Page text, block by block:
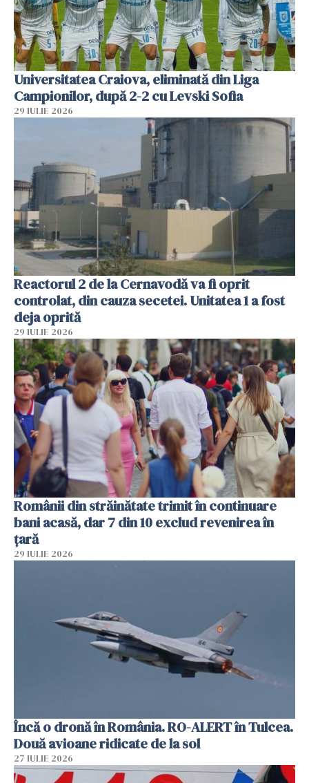
Universitatea Craiova, eliminată din Liga
Campionilor, după 2-2 cu Levski Sofia
29 IULIE 2026
Reactorul 2 de la Cernavodă va fi oprit
controlat, din cauza secetei. Unitatea 1 a fost
deja oprită
29 IULIE 2026
Românii din străinătate trimit în continuare
bani acasă, dar 7 din 10 exclud revenirea în
țară
29 IULIE 2026
Încă o dronă în România. RO-ALERT în Tulcea.
Două avioane ridicate de la sol
27 IULIE 2026